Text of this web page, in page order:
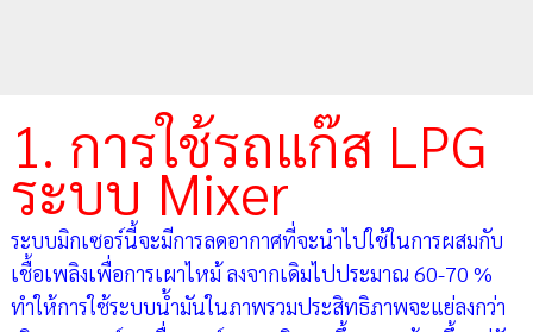
1. การใช้รถแก๊ส LPG
ระบบ Mixer
ระบบมิกเซอร์นี้จะมีการลดอากาศที่จะนำไปใช้ในการผสมกับ
เชื้อเพลิงเพื่อการเผาไหม้ ลงจากเดิมไปประมาณ 60-70 %
ทำให้การใช้ระบบน้ำมันในภาพรวมประสิทธิภาพจะแย่ลงกว่า